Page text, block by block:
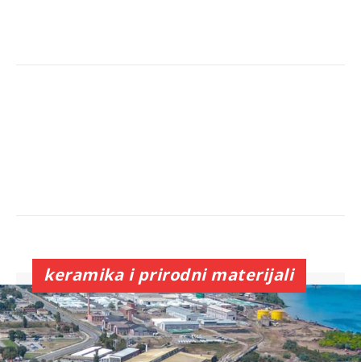
keramika i prirodni materijali